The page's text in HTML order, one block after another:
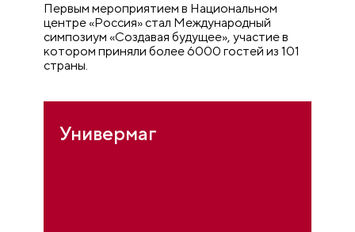
Первым мероприятием в Национальном
центре «Россия» стал Международный
симпозиум «Создавая будущее», участие в
котором приняли более 6000 гостей из 101
страны.
Универмаг